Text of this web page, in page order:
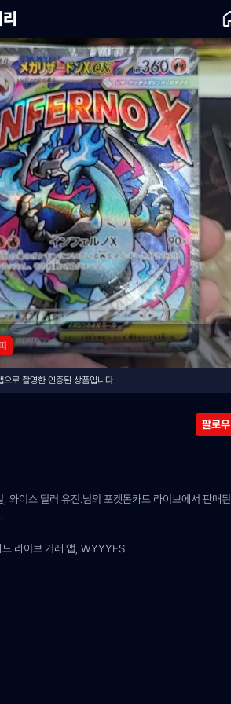
로 촬영한 인증된 상품입니다
팔로우
와이스 딜러 유진.님의 포켓몬카드 라이브에서 판매된
드 라이브 거래 앱, WYYYES